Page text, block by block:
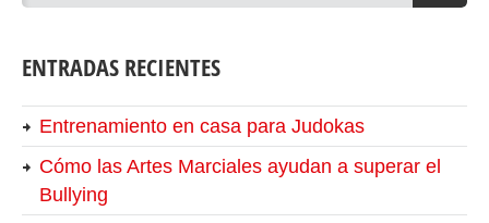
ENTRADAS RECIENTES
Entrenamiento en casa para Judokas
Cómo las Artes Marciales ayudan a superar el
Bullying